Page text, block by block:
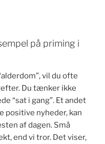
på priming i
vil du ofte
Du tænker ikke
“sat i gang”. Et andet
positive nyheder, kan
af dagen. Små
end vi tror. Det viser,